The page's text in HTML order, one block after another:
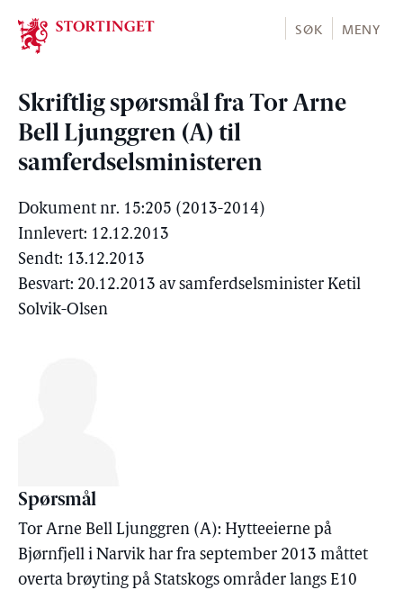
Stortinget.no
SØK MENY
Skriftlig spørsmål fra Tor Arne
Bell Ljunggren (A) til
samferdselsministeren
Dokument nr. 15:205 (2013-2014)
Innlevert: 12.12.2013
Sendt: 13.12.2013
Besvart: 20.12.2013 av samferdselsminister Ketil
Solvik-Olsen
Spørsmål
Tor Arne Bell Ljunggren (A): Hytteeierne på
Bjørnfjell i Narvik har fra september 2013 måttet
overta brøyting på Statskogs områder langs E10